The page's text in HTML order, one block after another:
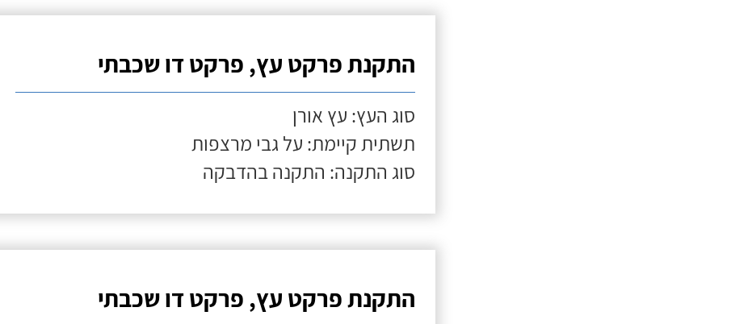
התקנת פרקט עץ, פרקט דו שכבתי
סוג העץ: עץ אורן
תשתית קיימת: על גבי מרצפות
סוג התקנה: התקנה בהדבקה
התקנת פרקט עץ, פרקט דו שכבתי